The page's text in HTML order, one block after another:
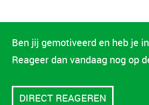
Ben jij gemotiveerd en heb je
Reageer dan vandaag nog op
DIRECT REAGEREN